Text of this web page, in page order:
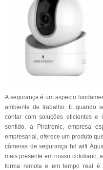
A segurança é um aspecto
ambiente de trabalho. E quando
contar com soluções eficientes e
sentido, a Piratronic, empresa
empresarial, oferece um produto
câmeras de segurança hd wifi
mais presente em nosso cotidiano,
forma remota e em tempo real é